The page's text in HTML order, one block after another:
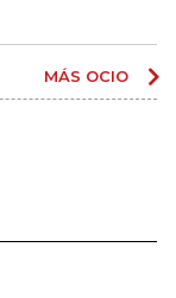
MÁS OCIO